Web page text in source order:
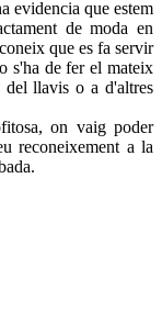
evidencia que estem
de moda en
que es fa servir
s'ha de fer el mateix
del llavis o a d'altres
on vaig poder
reconeixement a la